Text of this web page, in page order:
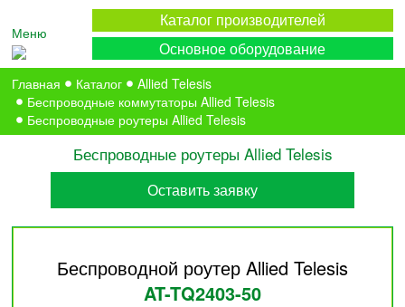
Меню
Каталог производителей
Основное оборудование
Главная Каталог
Allied Telesis
Беспроводные коммутаторы Allied Telesis
Беспроводные роутеры Allied Telesis
Беспроводные роутеры Allied Telesis
Оставить заявку
Беспроводной роутер Allied Telesis
AT-TQ2403-50